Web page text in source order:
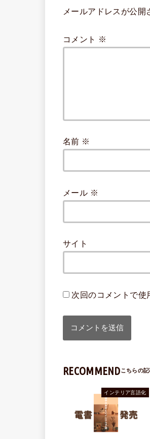
メールアドレスが公開
コメント ※
名前 ※
メール ※
サイト
次回のコメントで使
RECOMMEND
インテリア言語化